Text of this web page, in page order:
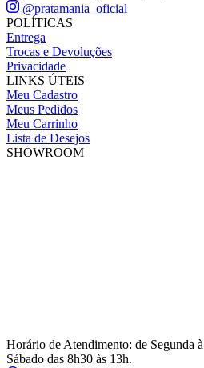
@pratamania_oficial
POLÍTICAS
Entrega
Trocas e Devoluções
Privacidade
LINKS ÚTEIS
Meu Cadastro
Meus Pedidos
Meu Carrinho
Lista de Desejos
SHOWROOM
Horário de Atendimento: de Segunda
Sábado das 8h30 às 13h.